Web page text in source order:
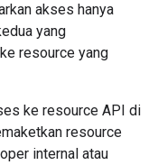
akses hanya
yang
resource yang
ke resource API di
resource
internal atau